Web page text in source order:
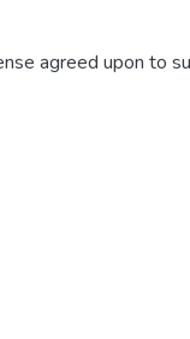
agreed upon to